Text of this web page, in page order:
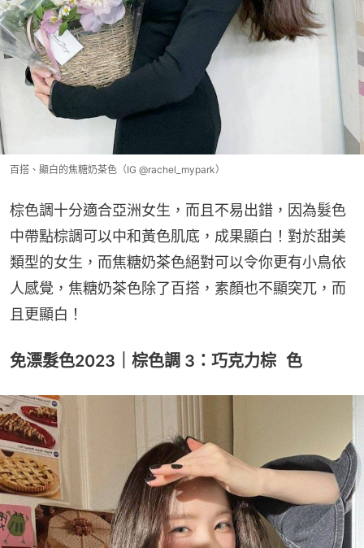
百搭、顯白的焦糖奶茶色（IG @rachel_mypark）
棕色調十分適合亞洲女生，而且不易出錯，因為髮色
中帶點棕調可以中和黃色肌底，成果顯白！對於甜美
類型的女生，而焦糖奶茶色絕對可以令你更有小鳥依
人感覺，焦糖奶茶色除了百搭，素顏也不顯突兀，而
且更顯白！
免漂髮色2023｜棕色調 3：巧克力棕 色